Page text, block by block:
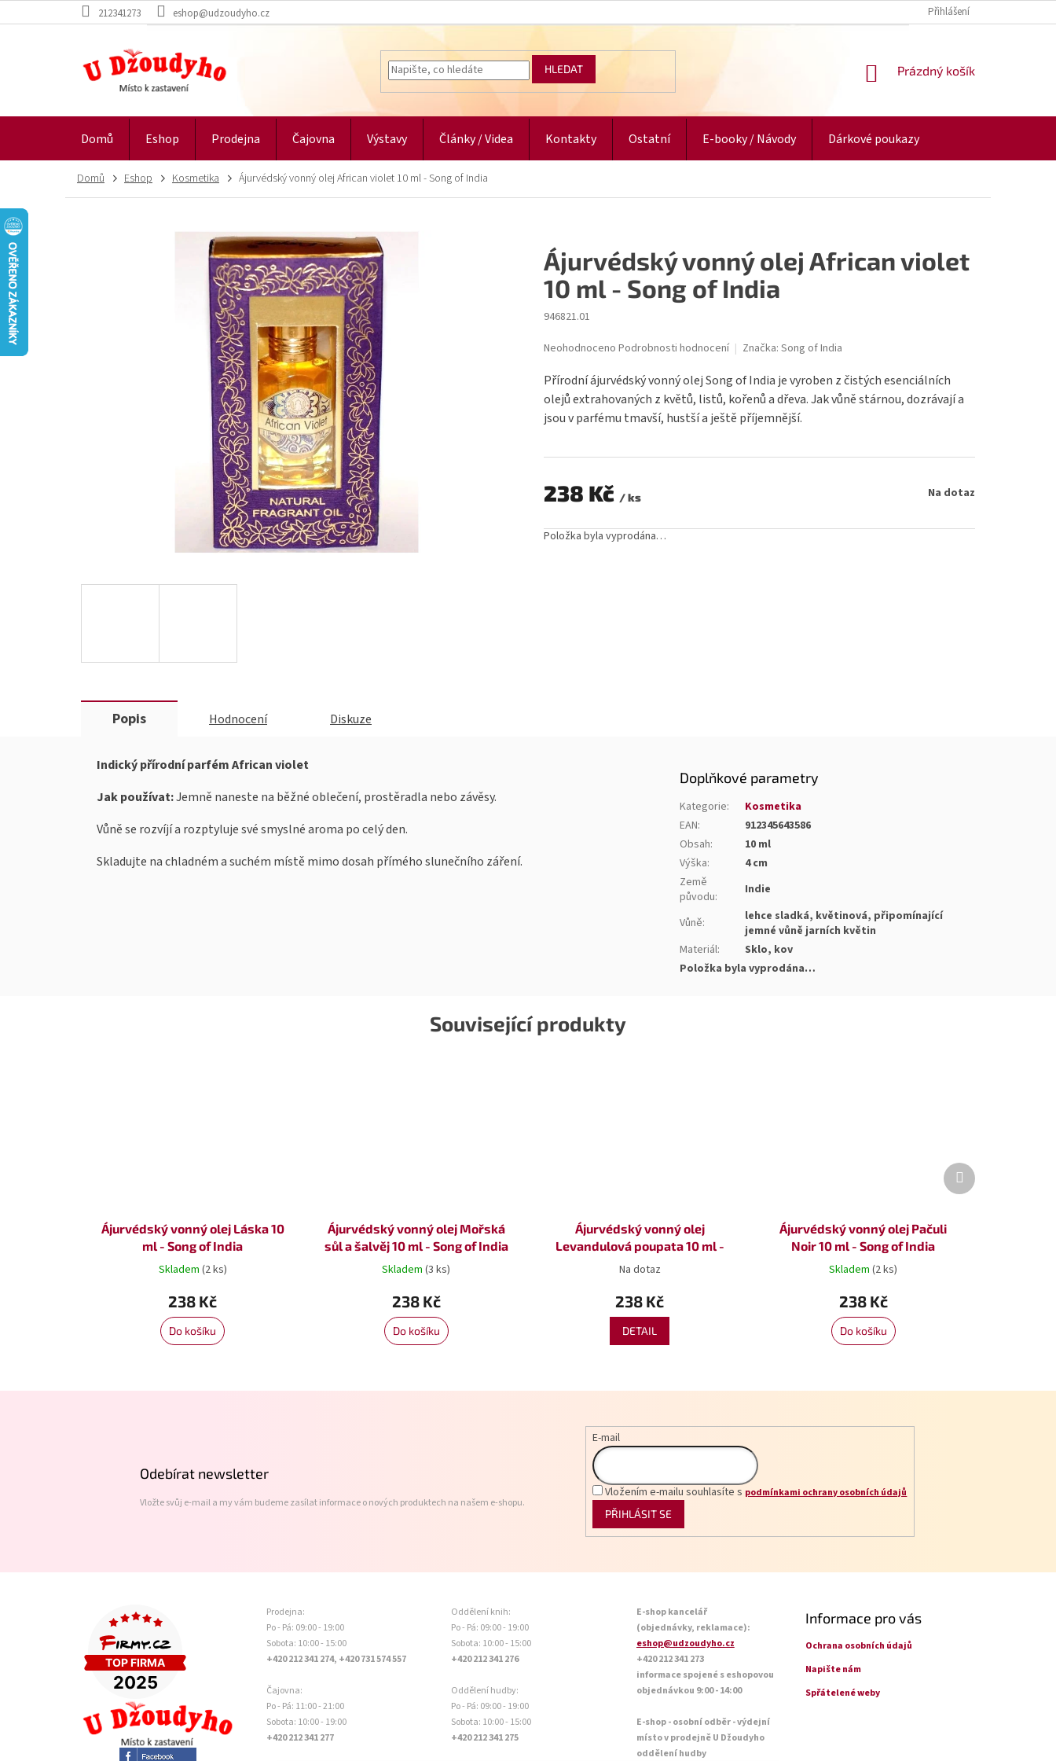
na
212341273 eshop@udzoudyho.cz Přihlášení
HLEDAT
NÁKUPNÍ
Prázdný košík
Domů Eshop Prodejna Čajovna Výstavy Články / Videa Kontakty Ostatní E-booky / Návody Dárkové poukazy
Domů Eshop Kosmetika Ájurvédský vonný olej African violet 10 ml - Song of India
Položka byla vyprodána…
Přírodní ájurvédský vonný olej Song of India je vyroben z čistých esenciálních
olejů extrahovaných z květů, listů, kořenů a dřeva. Jak vůně stárnou, dozrávají a
jsou v parfému tmavší, hustší a ještě příjemnější.
238 Kč / ks
cena:
Na dotaz
Ájurvédský vonný olej African violet
10 ml - Song of India
946821.01
Průměrné
produktu
0,0
z
Neohodnoceno Podrobnosti hodnocení Značka: Song of India
Související produkty
Ájurvédský vonný olej Láska 10
ml - Song of India
Skladem (2 ks)
238 Kč
Do košíku
Ájurvédský vonný olej Mořská
sůl a šalvěj 10 ml - Song of India
Skladem(3 ks)
238 Kč
Do košíku
Ájurvédský vonný olej
Levandulová poupata 10 ml -
Song of India
Na dotaz
238 Kč
DETAIL
Ájurvédský vonný olej Pačuli
Noir 10 ml - Song of India
Skladem(2 ks)
238 Kč
Do košíku
Další
produkt
Popis Hodnocení Diskuze
Indický přírodní parfém African violet
Jak používat:Jemně naneste na běžné oblečení, prostěradla nebo závěsy.
Vůně se rozvíjí a rozptyluje své smyslné aroma po celý den.
Skladujte na chladném a suchém místě mimo dosah přímého slunečního záření.
Doplňkové parametry
Kategorie:
Kosmetika
EAN:
912345643586
Obsah:
10 ml
Výška:
4 cm
Země
původu: Indie
Vůně:
lehce sladká, květinová, připomínající
jemné vůně jarních květin
Materiál:
Sklo, kov
Položka byla vyprodána…
Odebírat newsletter
Vložte svůj e-mail a my vám budeme zasílat informace o nových produktech na našem e-shopu.
E-mail
Vložením e-mailu souhlasíte s podmínkami ochrany osobních údajů
PŘIHLÁSIT SE
Prodejna:
Po - Pá: 09:00 - 19:00
Sobota: 10:00 - 15:00
+420 212 341 274, +420 731 574 557
Čajovna:
Po - Pá: 11:00 - 21:00
Sobota: 10:00 - 19:00
+420 212 341 277
Oddělení knih:
Po - Pá: 09:00 - 19:00
Sobota: 10:00 - 15:00
+420 212 341 276
Oddělení hudby:
Po - Pá: 09:00 - 19:00
Sobota: 10:00 - 15:00
+420 212 341 275
E-shop kancelář
(objednávky, reklamace):
eshop@udzoudyho.cz
+420 212 341 273
informace spojené s eshopovou
objednávkou 9:00 - 14:00
E-shop - osobní odběr - výdejní
místo v prodejně U Džoudyho
oddělení hudby
Informace pro vás
Ochrana osobních údajů
Napište nám
Spřátelené weby